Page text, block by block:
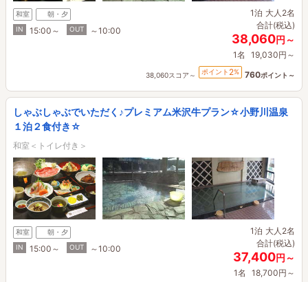
和室
朝・夕
IN
15:00～ OUT ～10:00
1泊 大人2名
合計(税込)
38,060円～
1名 19,030円～
38,060スコア～ ポイント 2% 760ポイント～
しゃぶしゃぶでいただく♪プレミアム米沢牛プラン☆小野川温泉
１泊２食付き☆
和室＜トイレ付き＞
和室
朝・夕
IN
15:00～ OUT ～10:00
1泊 大人2名
合計(税込)
37,400円～
1名 18,700円～